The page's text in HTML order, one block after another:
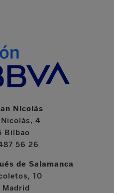
Nicolás
Nicolás, 4
Bilbao
56 26
de Salamanca
10
Madrid